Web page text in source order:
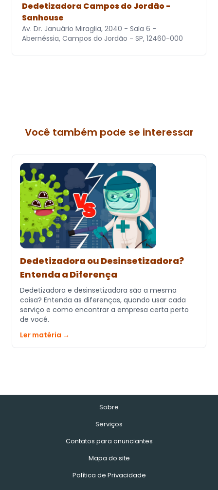
Dedetizadora Campos do Jordão -
Sanhouse
Av. Dr. Januário Miraglia, 2040 - Sala 6 -
Abernéssia, Campos do Jordão - SP, 12460-000
Você também pode se interessar
Dedetizadora ou Desinsetizadora?
Entenda a Diferença
Dedetizadora e desinsetizadora são a mesma
coisa? Entenda as diferenças, quando usar cada
serviço e como encontrar a empresa certa perto
de você.
Ler matéria →
Sobre
Serviços
Contatos para anunciantes
Mapa do site
Política de Privacidade